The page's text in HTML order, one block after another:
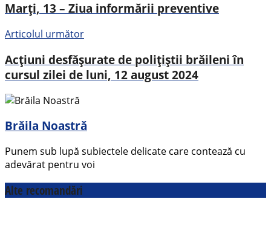
Marți, 13 – Ziua informării preventive
Articolul următor
Acțiuni desfășurate de polițiștii brăileni în
cursul zilei de luni, 12 august 2024
Brăila Noastră
Punem sub lupă subiectele delicate care contează cu
adevărat pentru voi
Alte recomandări